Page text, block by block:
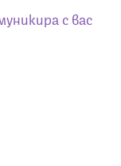
с вас